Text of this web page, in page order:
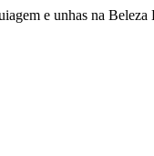
e unhas na